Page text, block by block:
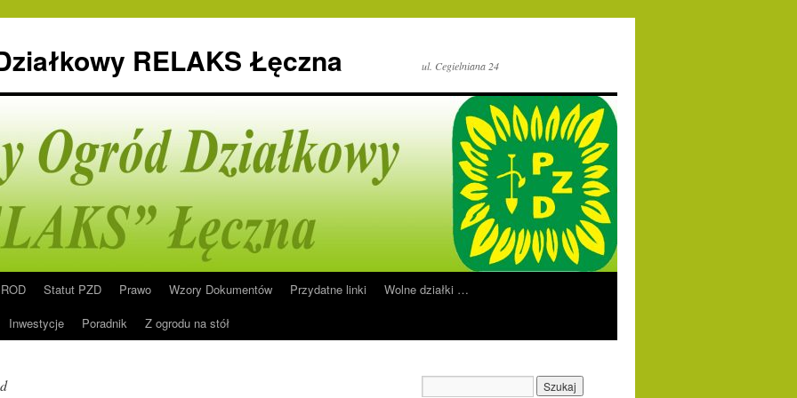
RELAKS Łęczna ul. Cegielniana 24
Statut PZD Prawo Wzory Dokumentów Przydatne linki
Wolne działki …
Inwestycje Poradnik Z ogrodu na stół